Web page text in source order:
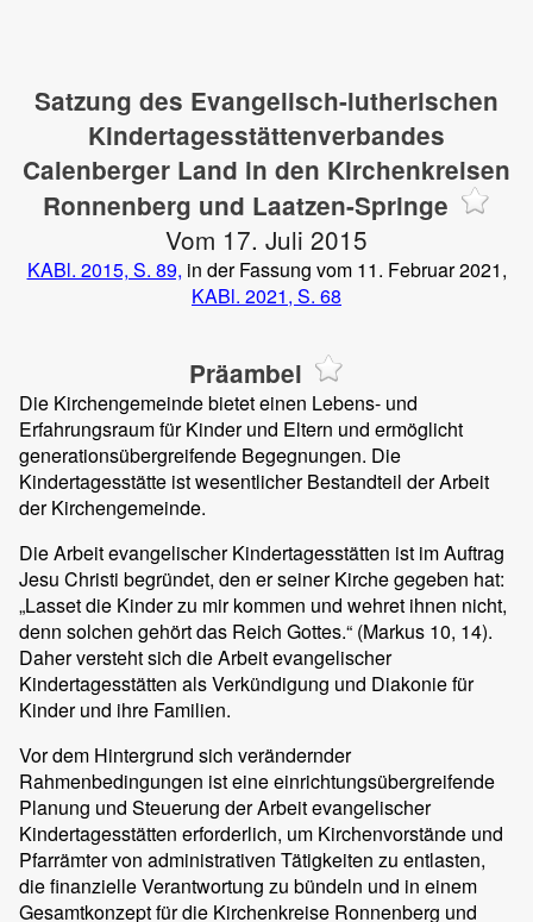
Satzung des Evangelisch-lutherischen
Kindertagesstättenverbandes
Calenberger Land in den Kirchenkreisen
Ronnenberg und Laatzen-Springe
Vom 17. Juli 2015
KABl. 2015, S. 89, in der Fassung vom 11. Februar 2021,
KABl. 2021, S. 68
Präambel
Die Kirchengemeinde bietet einen Lebens- und
Erfahrungsraum für Kinder und Eltern und ermöglicht
generationsübergreifende Begegnungen. Die
Kindertagesstätte ist wesentlicher Bestandteil der Arbeit
der Kirchengemeinde.
Die Arbeit evangelischer Kindertagesstätten ist im Auftrag
Jesu Christi begründet, den er seiner Kirche gegeben hat:
„Lasset die Kinder zu mir kommen und wehret ihnen nicht,
denn solchen gehört das Reich Gottes.“ (Markus 10, 14).
Daher versteht sich die Arbeit evangelischer
Kindertagesstätten als Verkündigung und Diakonie für
Kinder und ihre Familien.
Vor dem Hintergrund sich verändernder
Rahmenbedingungen ist eine einrichtungsübergreifende
Planung und Steuerung der Arbeit evangelischer
Kindertagesstätten erforderlich, um Kirchenvorstände und
Pfarrämter von administrativen Tätigkeiten zu entlasten,
die finanzielle Verantwortung zu bündeln und in einem
Gesamtkonzept für die Kirchenkreise Ronnenberg und